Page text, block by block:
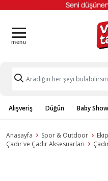
Alışveriş Düğün Baby
Anasayfa Spor & Outdoor
Çadır ve Çadır Aksesuarları